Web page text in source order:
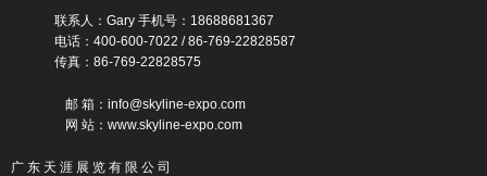
联系人：Gary 手机号：18688681367
电话：400-600-7022 / 86-769-22828587
传真：86-769-22828575
邮 箱：info@skyline-expo.com
网 站：www.skyline-expo.com
广 东 天 涯 展 览 有 限 公 司